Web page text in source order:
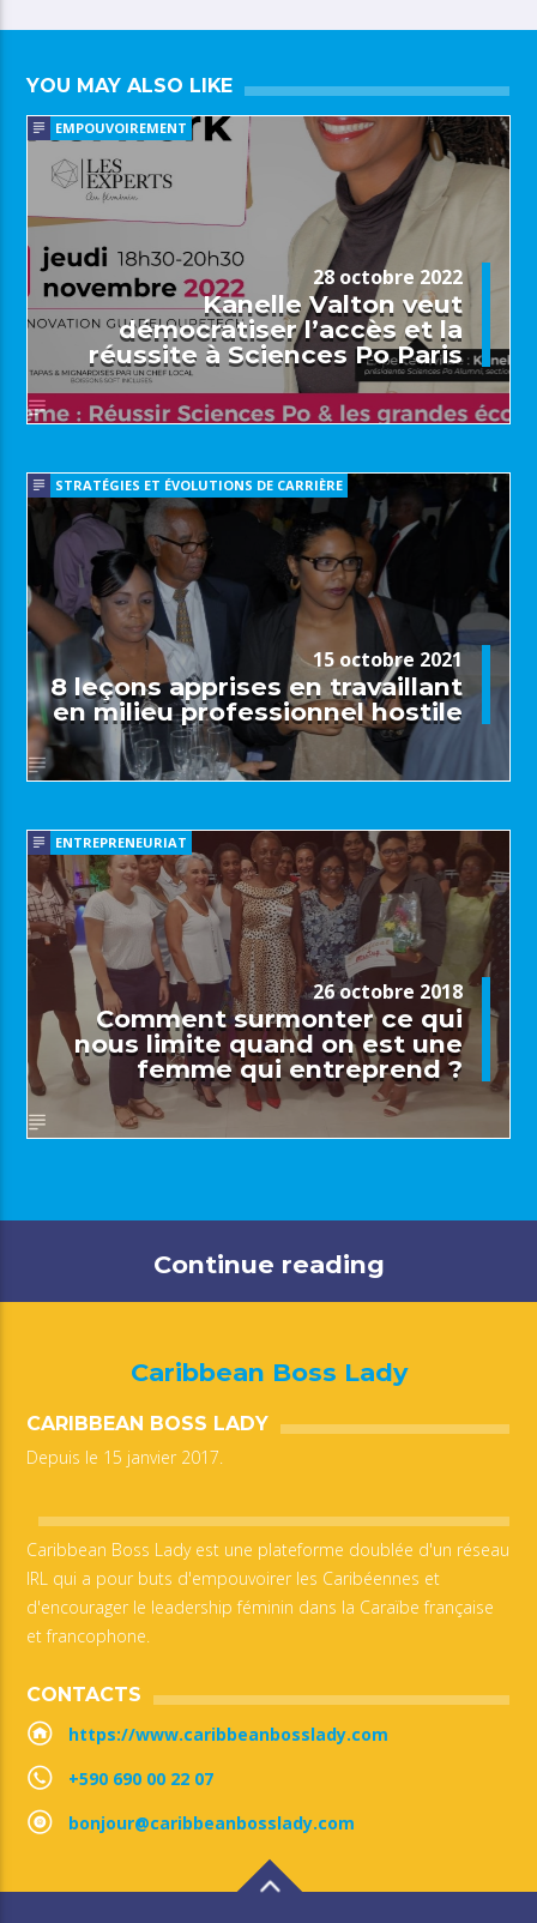
YOU MAY ALSO LIKE
EMPOUVOIREMENT
28 octobre 2022
Kanelle Valton veut
démocratiser l’accès et la
réussite à Sciences Po Paris
STRATÉGIES ET ÉVOLUTIONS DE CARRIÈRE
15 octobre 2021
8 leçons apprises en travaillant
en milieu professionnel hostile
ENTREPRENEURIAT
26 octobre 2018
Comment surmonter ce qui
nous limite quand on est une
femme qui entreprend ?
Continue reading
Caribbean Boss Lady
CARIBBEAN BOSS LADY
Depuis le 15 janvier 2017.
Caribbean Boss Lady est une plateforme doublée d'un réseau
IRL qui a pour buts d'empouvoirer les Caribéennes et
d'encourager le leadership féminin dans la Caraïbe française
et francophone.
CONTACTS
https://www.caribbeanbosslady.com
+590 690 00 22 07
bonjour@caribbeanbosslady.com